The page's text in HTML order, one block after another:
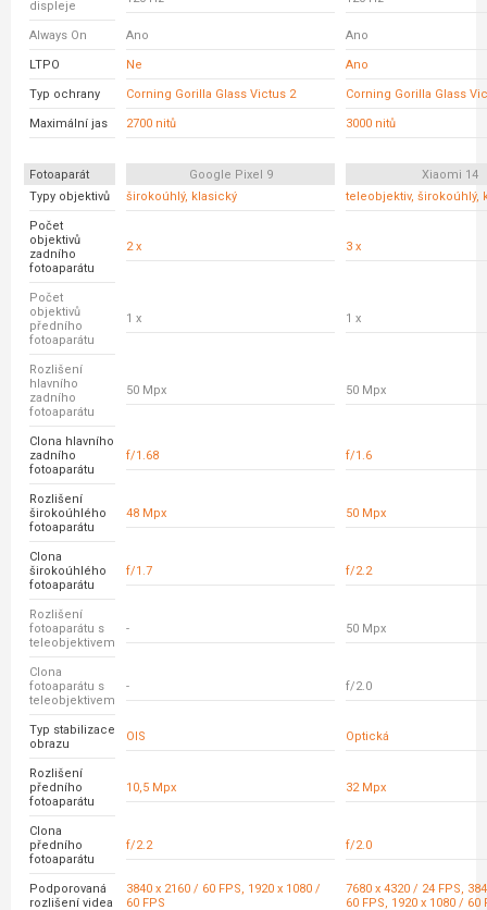
displeje
Always On Ano Ano
LTPO Ne Ano
Typ ochrany Corning Gorilla Glass Victus 2 Corning Gorilla Glass
Maximální jas 2700 nitů 3000 nitů
Fotoaparát Google Pixel 9
Xiaomi 14
Typy objektivů
širokoúhlý, klasický teleobjektiv, širokoúhlý,
Počet
objektivů
zadního
fotoaparátu
2 x 3 x
Počet
objektivů
předního
fotoaparátu
1 x 1 x
Rozlišení
hlavního
zadního
fotoaparátu
50 Mpx 50 Mpx
Clona hlavního
zadního
fotoaparátu
f/1.68 f/1.6
Rozlišení
širokoúhlého
fotoaparátu
48 Mpx 50 Mpx
Clona
širokoúhlého
fotoaparátu
f/1.7 f/2.2
Rozlišení
fotoaparátu s
teleobjektivem
- 50 Mpx
Clona
fotoaparátu s
teleobjektivem
- f/2.0
Typ stabilizace
obrazu
OIS Optická
Rozlišení
předního
fotoaparátu
10,5 Mpx 32 Mpx
Clona
předního
fotoaparátu
f/2.2 f/2.0
Podporovaná
rozlišení videa
3840 x 2160 / 60 FPS, 1920 x 1080 /
60 FPS
7680 x 4320 / 24 FPS,
60 FPS, 1920 x 1080 / 60